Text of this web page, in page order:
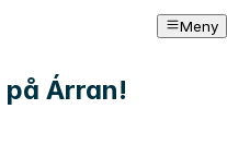
Meny
Árran!